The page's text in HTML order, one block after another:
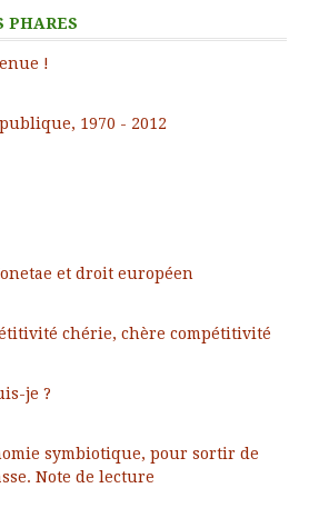
PHARES
!
1970 - 2012
et droit européen
chérie, chère compétitivité
je ?
symbiotique, pour sortir de
Note de lecture